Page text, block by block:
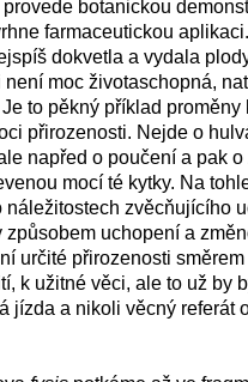
botanickou
farmaceutickou
dokvetla a vydala
není moc životaschopná,
to pěkný příklad proměny
přirozenosti. Nejde o
napřed o poučení a pak o
mocí té kytky. Na
náležitostech zvěcňujícího
způsobem uchopení a
určité přirozenosti směrem
k užitné věci, ale to už by
jízda a nikoli věcný referát